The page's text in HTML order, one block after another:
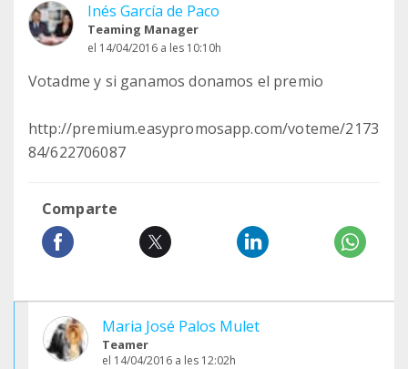
Inés García de Paco
Teaming Manager
el 14/04/2016 a les 10:10h
Votadme y si ganamos donamos el premio
http://premium.easypromosapp.com/voteme/2173
84/622706087
Comparte
Maria José Palos Mulet
Teamer
el 14/04/2016 a les 12:02h